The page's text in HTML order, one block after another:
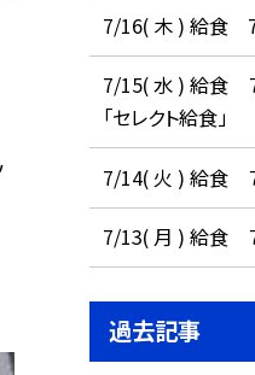
7/16( 木 ) 給食 7
7/15( 水 ) 給食 ７
「セレクト給食」
7/14( 火 ) 給食 ７
7/13( 月 ) 給食 ７
過去記事